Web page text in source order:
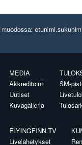
MEDIA
Akkreditointi
Uutiset
Kuvagalleria
SM-
FLYINGFINN.TV
Livelähetykset